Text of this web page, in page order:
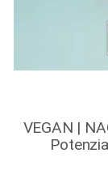
VEGAN |